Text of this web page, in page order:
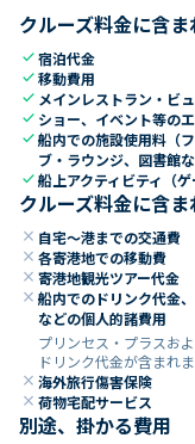
クルーズ料金に含
check宿泊代金
check移動費用
check メインレストラン・ビ
check ショー、イベント等の
check船内での施設使用料（
ブ・ラウンジ、図書館な
check船上アクティビティ（
クルーズ料金に含
close 自宅～港までの交通費
close 各寄港地での移動費
close 寄港地観光ツアー代金
close 船内でのドリンク代金
などの個人的諸費用
プリンセス・プラスお
ドリンク代金が含まれま
close 海外旅行傷害保険
close 荷物宅配サービス
別途、掛かる費用